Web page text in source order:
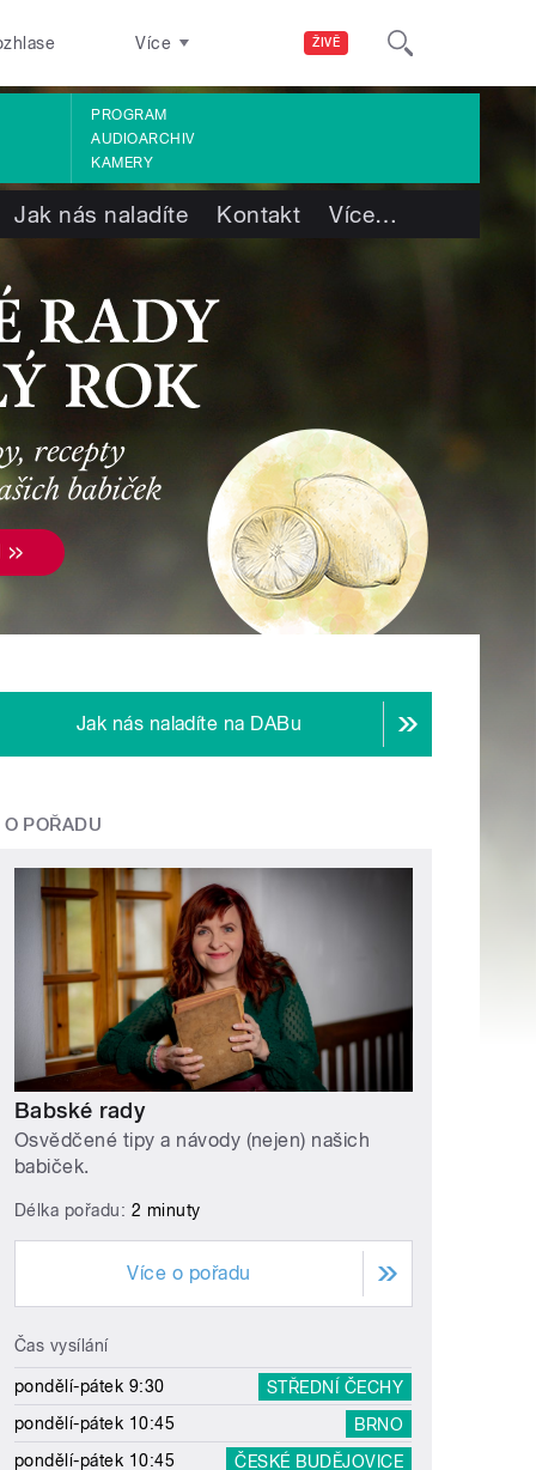
ŽIVĚ
Více
PROGRAM
AUDIOARCHIV
KAMERY
Jak nás naladíte Kontakt Více…
Jak nás naladíte na DABu
O POŘADU
Babské rady
Osvědčené tipy a návody (nejen) našich
babiček.
Délka pořadu: 2 minuty
Více o pořadu
Čas vysílání
pondělí-pátek 9:30
STŘEDNÍ ČECHY
pondělí-pátek 10:45
BRNO
pondělí-pátek 10:45
ČESKÉ BUDĚJOVICE